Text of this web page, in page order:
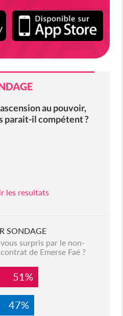
au pouvoir,
parait-il compétent ?
les resultats
SONDAGE
surpris par le non-
de Emerse Faé ?
51%
47%